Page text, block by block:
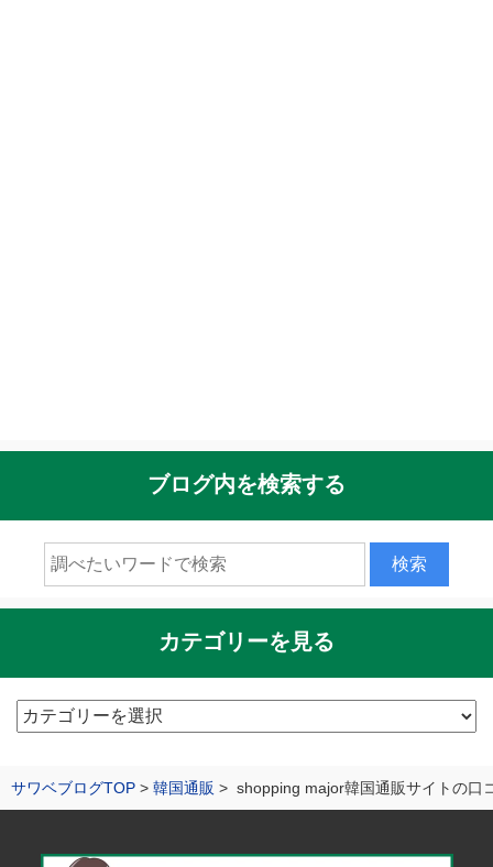
サワベブログTOP 韓国通販 shopping major韓国通販サイトの口
ブログ内を検索する
カテゴリーを見る
カ
リ